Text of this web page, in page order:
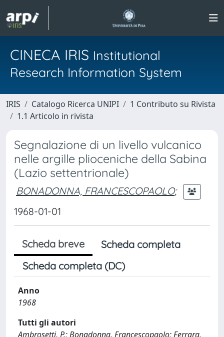
CINECA IRIS Institutional
Research Information System
IRIS Catalogo Ricerca UNIPI
1 Contributo su Rivista
1.1 Articolo in rivista
Segnalazione di un livello vulcanico
nelle argille plioceniche della Sabina
(Lazio settentrionale)
BONADONNA, FRANCESCOPAOLO;
1968-01-01
Scheda breve
Scheda completa
Scheda completa (DC)
Anno
1968
Tutti gli autori
Ambrosetti, P.; Bonadonna, Francescopaolo; Ferrara,